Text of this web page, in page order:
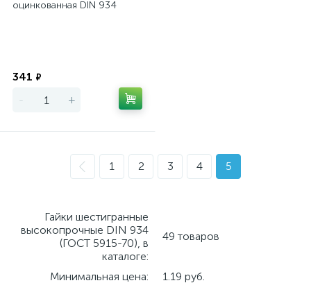
оцинкованная DIN 934
341 ₽
- +
1 2 3 4 5
Гайки шестигранные
высокопрочные DIN 934
(ГОСТ 5915-70), в
каталоге:
49 товаров
Минимальная цена:
1.19 руб.